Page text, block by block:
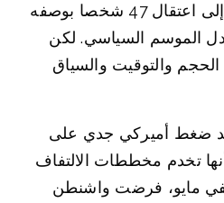
بهذا المعنى، يمكن النظر إلى اعتقال 47 شخصا بوصفه
الموسم السياسي. لكن
والتوقيت والسياق
ضغط أميركي جدي على
تخدم مخططات الالتفاف
ففي مايو، فرضت واشنطن